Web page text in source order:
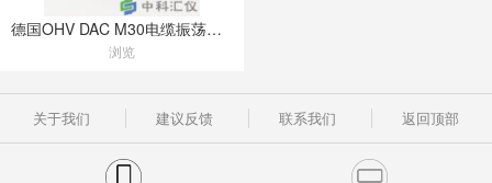
德国OHV DAC M30电缆振荡波局放仪
浏览
关于我们 建议反馈 联系我们 返回顶部